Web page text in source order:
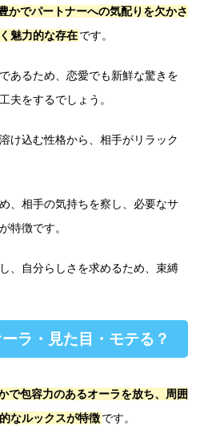
かでパートナーへの気配りを欠かさ
魅力的な存在です。
あるため、恋愛でも新鮮な驚きを
夫をするでしょう。
け込む性格から、相手がリラック
、相手の気持ちを察し、必要なサ
特徴です。
、自分らしさを求めるため、束縛
ラ・見た目・モテる？
で包容力のあるオーラを放ち、周囲
なルックスが特徴です。